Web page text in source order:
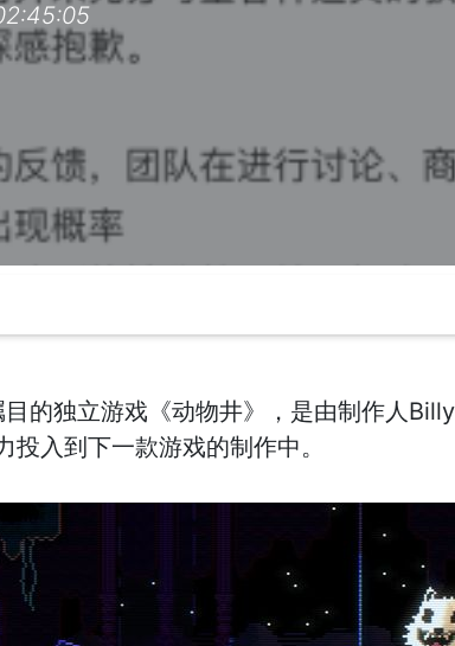
的独立游戏《动物井》，是由制作人
入到下一款游戏的制作中。